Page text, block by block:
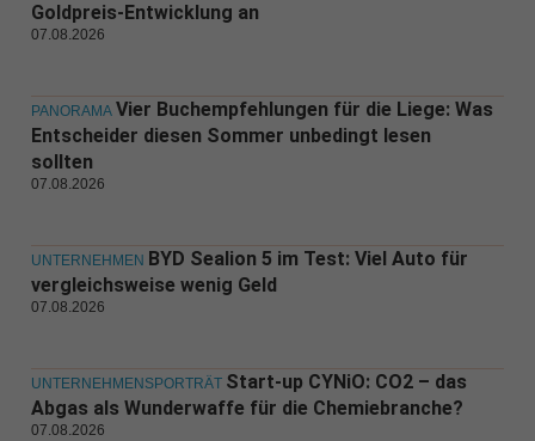
Goldpreis-Entwicklung an
07.08.2026
PANORAMA Vier Buchempfehlungen für die Liege: Was
Entscheider diesen Sommer unbedingt lesen
sollten
07.08.2026
UNTERNEHMEN BYD Sealion 5 im Test: Viel Auto für
vergleichsweise wenig Geld
07.08.2026
UNTERNEHMENSPORTRÄT Start-up CYNiO: CO2 – das
Abgas als Wunderwaffe für die Chemiebranche?
07.08.2026